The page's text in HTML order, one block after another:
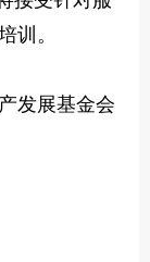
训。
发展基金会